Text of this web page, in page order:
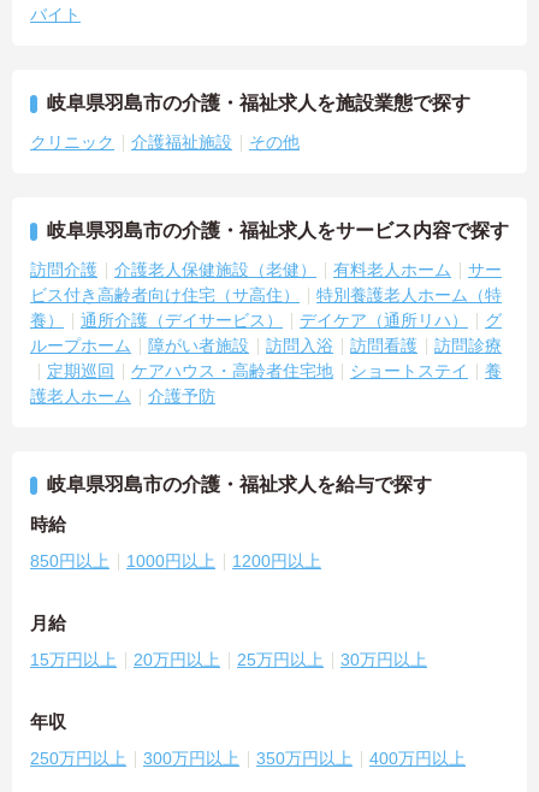
バイト
岐阜県羽島市の介護・福祉求人を施設業態で探す
クリニック 介護福祉施設 その他
岐阜県羽島市の介護・福祉求人をサービス内容で探す
訪問介護 介護老人保健施設（老健） 有料老人ホーム
サー
ビス付き高齢者向け住宅（サ高住）
特別養護老人ホーム（特
養）
通所介護（デイサービス） デイケア（通所リハ）
グ
ループホーム
障がい者施設 訪問入浴 訪問看護
訪問診療
定期巡回
ケアハウス・高齢者住宅地 ショートステイ
養
護老人ホーム
介護予防
岐阜県羽島市の介護・福祉求人を給与で探す
時給
850円以上 1000円以上 1200円以上
月給
15万円以上 20万円以上 25万円以上 30万円以上
年収
250万円以上 300万円以上 350万円以上 400万円以上